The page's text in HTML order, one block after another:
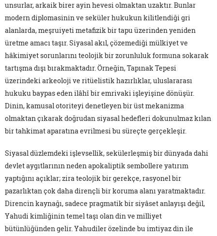
unsurlar, arkaik birer ayin hevesi olmaktan uzaktır. Bunlar
modern diplomasinin ve seküler hukukun kilitlendiği gri
alanlarda, meşruiyeti metafizik bir tapu üzerinden yeniden
üretme amacı taşır. Siyasal akıl, çözemediği mülkiyet ve
hâkimiyet sorunlarını teolojik bir zorunluluk formuna sokarak
tartışma dışı bırakmaktadır. Örneğin, Tapınak Tepesi
üzerindeki arkeoloji ve ritüelistik hazırlıklar, uluslararası
hukuku baypas eden ilâhî bir emrivaki işleyişine dönüşür.
Dinin, kamusal otoriteyi denetleyen bir üst mekanizma
olmaktan çıkarak doğrudan siyasal hedefleri dokunulmaz kılan
bir tahkimat aparatına evrilmesi bu süreçte gerçekleşir.
Siyasal düzlemdeki işlevsellik, sekülerleşmiş bir dünyada dahi
devlet aygıtlarının neden apokaliptik sembollere yatırım
yaptığını açıklar; zira teolojik bir gerekçe, rasyonel bir
pazarlıktan çok daha dirençli bir koruma alanı yaratmaktadır.
Direncin kaynağı, sadece pragmatik bir siyâset anlayışı değil,
Yahudi kimliğinin temel taşı olan din ve milliyet
bütünlüğünden gelir. Yahudiler özelinde bu imtiyaz din ile